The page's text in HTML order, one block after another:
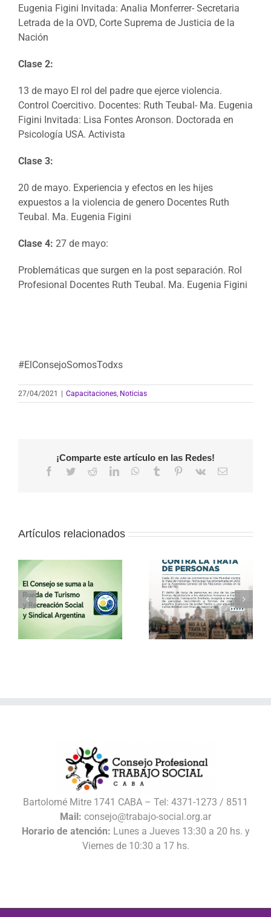
Eugenia Figini Invitada: Analia Monferrer- Secretaria
Letrada de la OVD, Corte Suprema de Justicia de la
Nación
Clase 2:
13 de mayo El rol del padre que ejerce violencia.
Control Coercitivo. Docentes: Ruth Teubal- Ma. Eugenia
Figini Invitada: Lisa Fontes Aronson. Doctorada en
Psicología USA. Activista
Clase 3:
20 de mayo. Experiencia y efectos en les hijes
expuestos a la violencia de genero Docentes Ruth
Teubal. Ma. Eugenia Figini
Clase 4: 27 de mayo:
Problemáticas que surgen en la post separación. Rol
Profesional Docentes Ruth Teubal. Ma. Eugenia Figini
#ElConsejoSomosTodxs
27/04/2021 Capacitaciones, Noticias
¡Comparte este artículo en las Redes!
Facebook
TwitterRedditLinkedInWhatsApp
Tumblr Pinterest
Vk
Correo
Artículos relacionados
30 de julio – Día
Mundial contra la
Trata de Personas
Vacaciones de
invierno con el
Consejo
Bartolomé Mitre 1741 CABA – Tel: 4371-1273 / 8511
Mail: consejo@trabajo-social.org.ar
Horario de atención: Lunes a Jueves 13:30 a 20 hs. y
Viernes de 10:30 a 17 hs.